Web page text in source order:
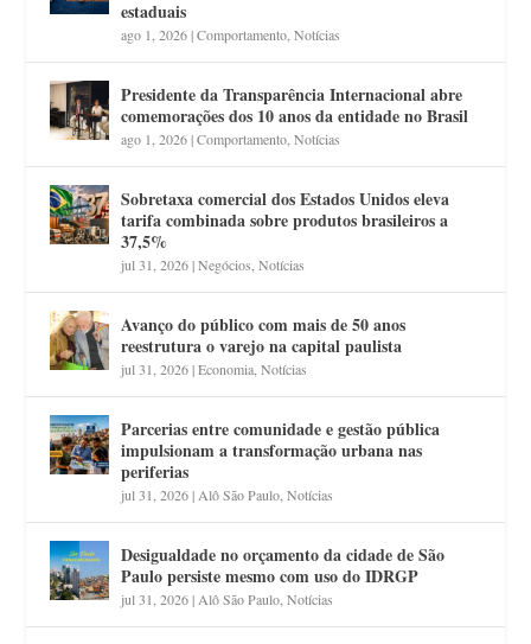
estaduais
ago 1, 2026|Comportamento ,Notícias
Presidente da Transparência Internacional abre
comemorações dos 10 anos da entidade no Brasil
ago 1, 2026|Comportamento ,Notícias
Sobretaxa comercial dos Estados Unidos eleva
tarifa combinada sobre produtos brasileiros a
37,5%
jul 31, 2026|Negócios ,Notícias
Avanço do público com mais de 50 anos
reestrutura o varejo na capital paulista
jul 31, 2026|Economia ,Notícias
Parcerias entre comunidade e gestão pública
impulsionam a transformação urbana nas
periferias
jul 31, 2026| Alô São Paulo ,Notícias
Desigualdade no orçamento da cidade de São
Paulo persiste mesmo com uso do IDRGP
jul 31, 2026| Alô São Paulo ,Notícias